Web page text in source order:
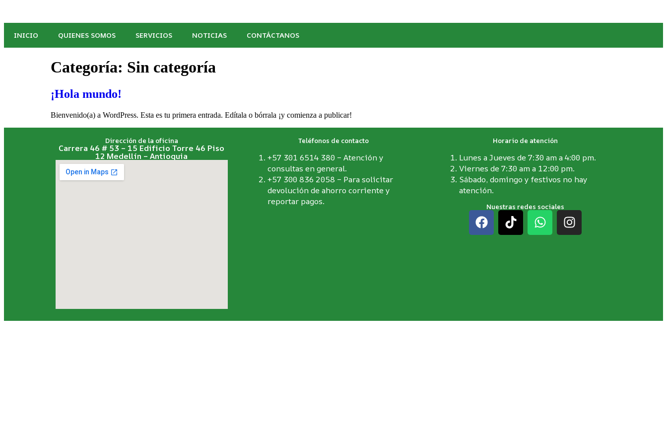
INICIO QUIENES SOMOS SERVICIOS NOTICIAS CONTÁCTANOS
Categoría: Sin categoría
¡Hola mundo!
Bienvenido(a) a WordPress. Esta es tu primera entrada. Edítala o bórrala ¡y comienza a publicar!
Dirección de la oficina
Carrera 46 # 53 – 15 Edificio Torre 46 Piso
12 Medellín – Antioquia
Teléfonos de contacto
+57 301 6514 380 – Atención y
consultas en general.
+57 300 836 2058 – Para solicitar
devolución de ahorro corriente y
reportar pagos.
Horario de atención
Lunes a Jueves de 7:30 am a 4:00 pm.
Viernes de 7:30 am a 12:00 pm.
Sábado, domingo y festivos no hay
atención.
Nuestras redes sociales